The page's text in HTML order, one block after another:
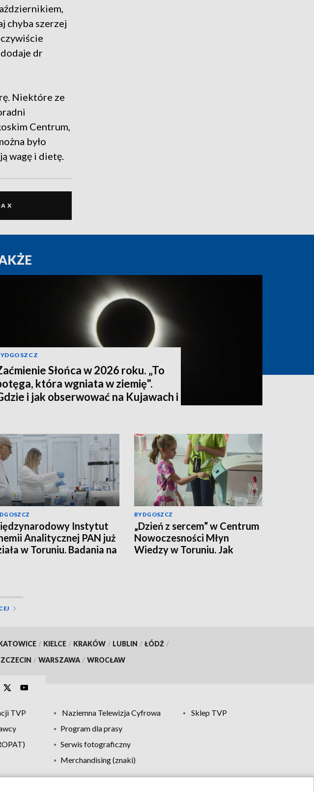
chyba szerzej
dr
Niektóre ze
Centrum,
było
wagę i dietę.
X
Słońca w 2026 roku. „To
która wgniata w ziemię".
i jak obserwować na Kujawach i
Instytut
Analitycznej PAN już
w Toruniu. Badania na
BYDGOSZCZ
„Dzień z sercem” w Centrum
Nowoczesności Młyn
Wiedzy w Toruniu. Jak
/ KIELCE / KRAKÓW / LUBLIN / ŁÓDŹ /
/ WARSZAWA / WROCŁAW
TVP Naziemna Telewizja Cyfrowa
Sklep TVP
Program dla prasy
Serwis fotograficzny
Merchandising (znaki)